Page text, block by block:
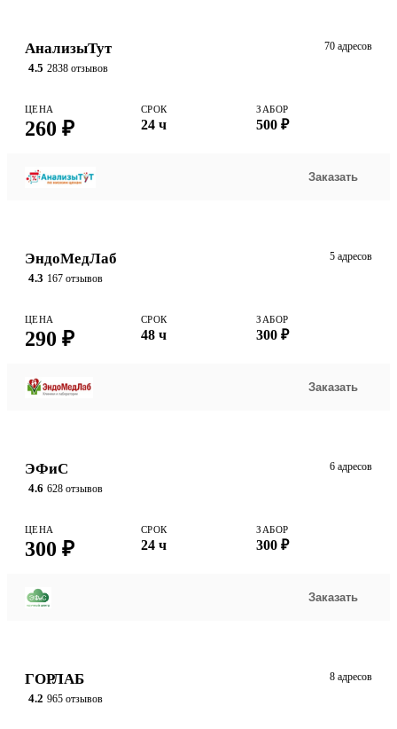
АнализыТут
4.5 2838 отзывов
70 адресов
ЦЕНА
260 ₽
СРОК
24 ч
ЗАБОР
500 ₽
Заказать
ЭндоМедЛаб
4.3 167 отзывов
5 адресов
ЦЕНА
290 ₽
СРОК
48 ч
ЗАБОР
300 ₽
Заказать
ЭФиС
4.6 628 отзывов
6 адресов
ЦЕНА
300 ₽
СРОК
24 ч
ЗАБОР
300 ₽
Заказать
ГОРЛАБ
4.2 965 отзывов
8 адресов